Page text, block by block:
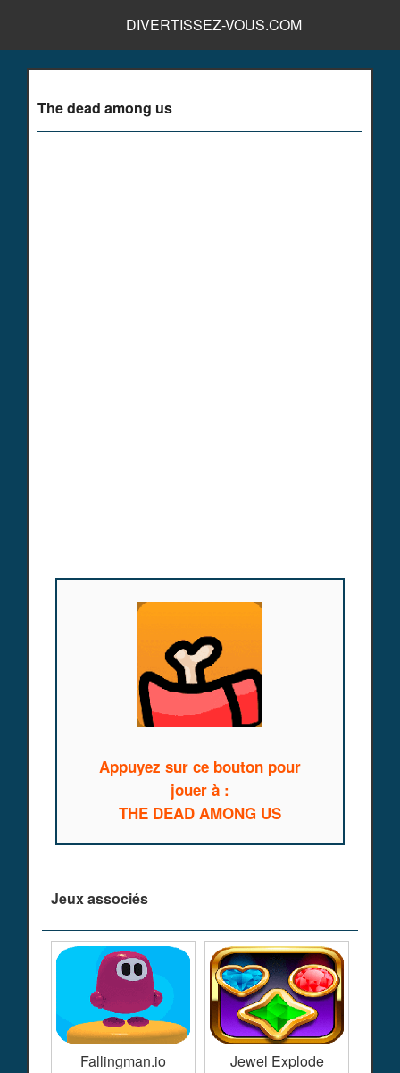
DIVERTISSEZ-VOUS.COM
The dead among us
Appuyez sur ce bouton pour
jouer à :
THE DEAD AMONG US
Jeux associés
Fallingman.io Jewel Explode